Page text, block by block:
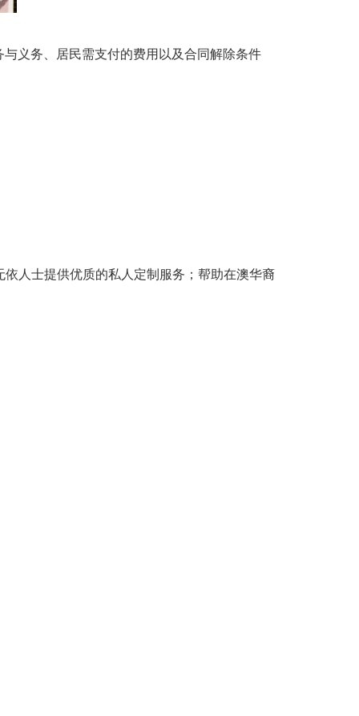
义务、居民需支付的费用以及合同解除条件
人士提供优质的私人定制服务；帮助在澳华裔